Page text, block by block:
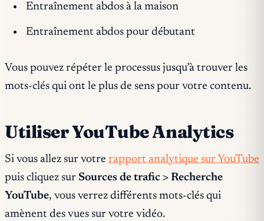
Entraînement abdos à la maison
Entraînement abdos pour débutant
Vous pouvez répéter le processus jusqu’à trouver les
mots-clés qui ont le plus de sens pour votre contenu.
Utiliser YouTube Analytics
Si vous allez sur votre rapport analytique sur YouTube
puis cliquez sur Sources de trafic > Recherche
YouTube, vous verrez différents mots-clés qui
amènent des vues sur votre vidéo.